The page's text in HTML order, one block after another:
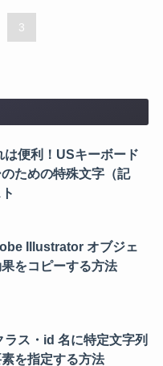
3
は便利！USキーボード
ための特殊文字（記
Illustrator オブジェ
をコピーする方法
ラス・id 名に特定文字列
を指定する方法